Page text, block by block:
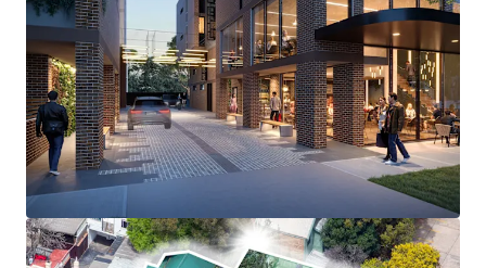
260m* to the Kensington Light Rail stop
Located only 2.1km* to major health hub, Randwick
Health and Innovation Precinct
Within immediate proximity to leading education
facilities, only 950m* to the renowned UNSW